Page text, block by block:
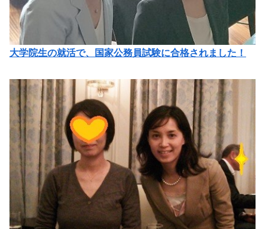
大学院生の就活で、国家公務員試験に合格されました！